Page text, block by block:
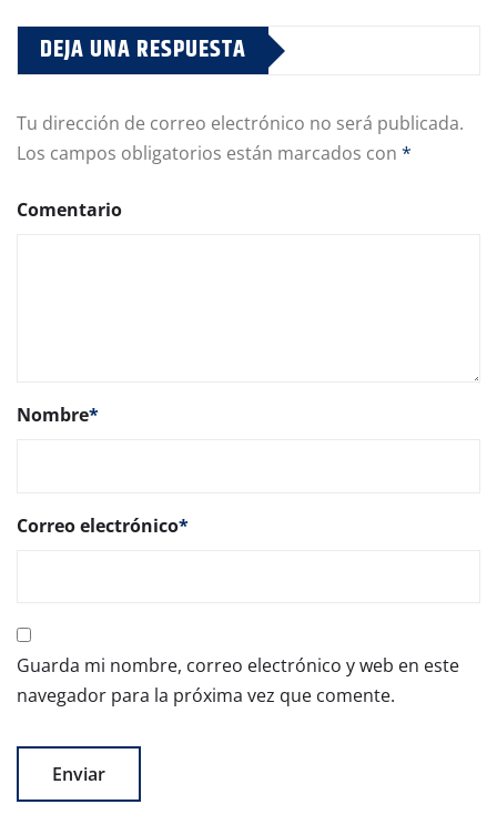
DEJA UNA RESPUESTA
Tu dirección de correo electrónico no será publicada.
Los campos obligatorios están marcados con *
Comentario
Nombre*
Correo electrónico*
Guarda mi nombre, correo electrónico y web en este
navegador para la próxima vez que comente.